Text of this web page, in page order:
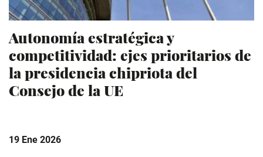
Autonomía estratégica y
competitividad: ejes prioritarios de
la presidencia chipriota del
Consejo de la UE
19 Ene 2026